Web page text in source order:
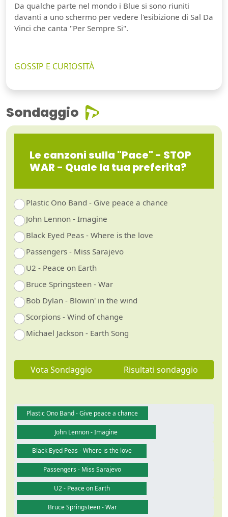
Da qualche parte nel mondo i Blue si sono riuniti
davanti a uno schermo per vedere l'esibizione di Sal Da
Vinci che canta "Per Sempre Si".
GOSSIP E CURIOSITÀ
Sondaggio
Le canzoni sulla "Pace" - STOP
WAR - Quale la tua preferita?
Plastic Ono Band - Give peace a chance
John Lennon - Imagine
Black Eyed Peas - Where is the love
Passengers - Miss Sarajevo
U2 - Peace on Earth
Bruce Springsteen - War
Bob Dylan - Blowin' in the wind
Scorpions - Wind of change
Michael Jackson - Earth Song
Vota Sondaggio Risultati sondaggio
Plastic Ono Band - Give peace a chance
John Lennon - Imagine
Black Eyed Peas - Where is the love
Passengers - Miss Sarajevo
U2 - Peace on Earth
Bruce Springsteen - War